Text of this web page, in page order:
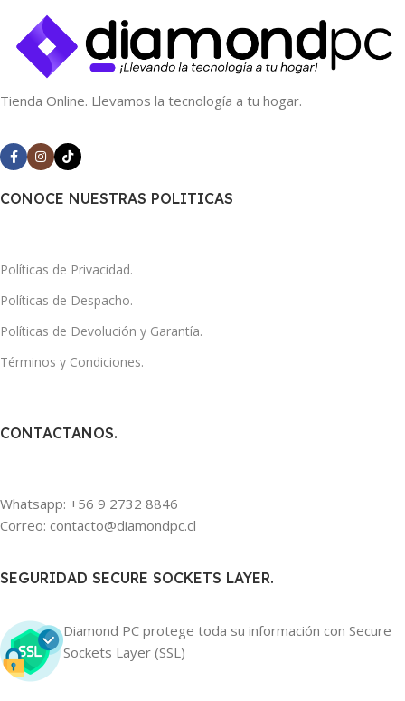
Tienda Online. Llevamos la tecnología a tu hogar.
CONOCE NUESTRAS POLITICAS
Políticas de Privacidad.
Políticas de Despacho.
Políticas de Devolución y Garantía.
Términos y Condiciones.
CONTACTANOS.
Whatsapp: +56 9 2732 8846
Correo: contacto@diamondpc.cl
SEGURIDAD SECURE SOCKETS LAYER.
Diamond PC protege toda su información con Secure
Sockets Layer (SSL)